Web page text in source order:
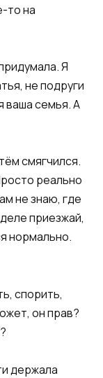
то на
Я
не подруги
ваша семья. А
смягчился.
реально
не знаю, где
приезжай,
нормально.
спорить,
он прав?
держала